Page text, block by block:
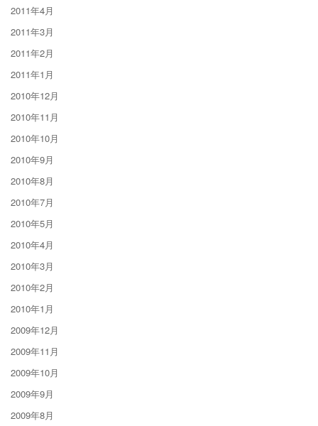
2011年4月
2011年3月
2011年2月
2011年1月
2010年12月
2010年11月
2010年10月
2010年9月
2010年8月
2010年7月
2010年5月
2010年4月
2010年3月
2010年2月
2010年1月
2009年12月
2009年11月
2009年10月
2009年9月
2009年8月